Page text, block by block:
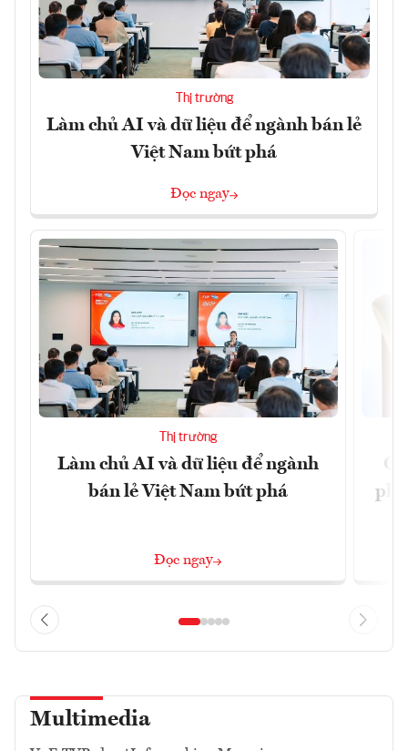
Thị trường
Làm chủ AI và dữ liệu để ngành bán lẻ
Việt Nam bứt phá
Đọc ngay
Thị trường
Làm chủ AI và dữ liệu để ngành
bán lẻ Việt Nam bứt phá
Đọc ngay
Multimedia